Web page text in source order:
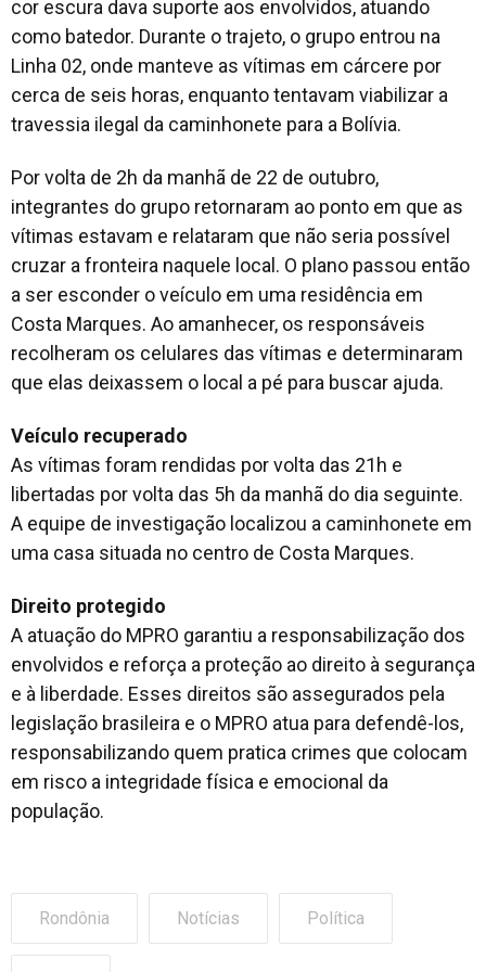
cor escura dava suporte aos envolvidos, atuando
como batedor. Durante o trajeto, o grupo entrou na
Linha 02, onde manteve as vítimas em cárcere por
cerca de seis horas, enquanto tentavam viabilizar a
travessia ilegal da caminhonete para a Bolívia.
Por volta de 2h da manhã de 22 de outubro,
integrantes do grupo retornaram ao ponto em que as
vítimas estavam e relataram que não seria possível
cruzar a fronteira naquele local. O plano passou então
a ser esconder o veículo em uma residência em
Costa Marques. Ao amanhecer, os responsáveis
recolheram os celulares das vítimas e determinaram
que elas deixassem o local a pé para buscar ajuda.
Veículo recuperado
As vítimas foram rendidas por volta das 21h e
libertadas por volta das 5h da manhã do dia seguinte.
A equipe de investigação localizou a caminhonete em
uma casa situada no centro de Costa Marques.
Direito protegido
A atuação do MPRO garantiu a responsabilização dos
envolvidos e reforça a proteção ao direito à segurança
e à liberdade. Esses direitos são assegurados pela
legislação brasileira e o MPRO atua para defendê-los,
responsabilizando quem pratica crimes que colocam
em risco a integridade física e emocional da
população.
Rondônia Notícias Política